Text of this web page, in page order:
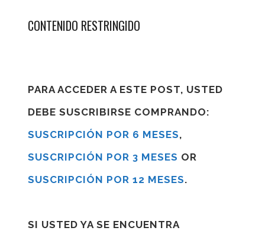
CONTENIDO RESTRINGIDO
PARA ACCEDER A ESTE POST, USTED
DEBE SUSCRIBIRSE COMPRANDO:
SUSCRIPCIÓN POR 6 MESES,
SUSCRIPCIÓN POR 3 MESES OR
SUSCRIPCIÓN POR 12 MESES.
SI USTED YA SE ENCUENTRA